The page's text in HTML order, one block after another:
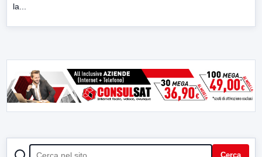
la...
CERCA Cerca